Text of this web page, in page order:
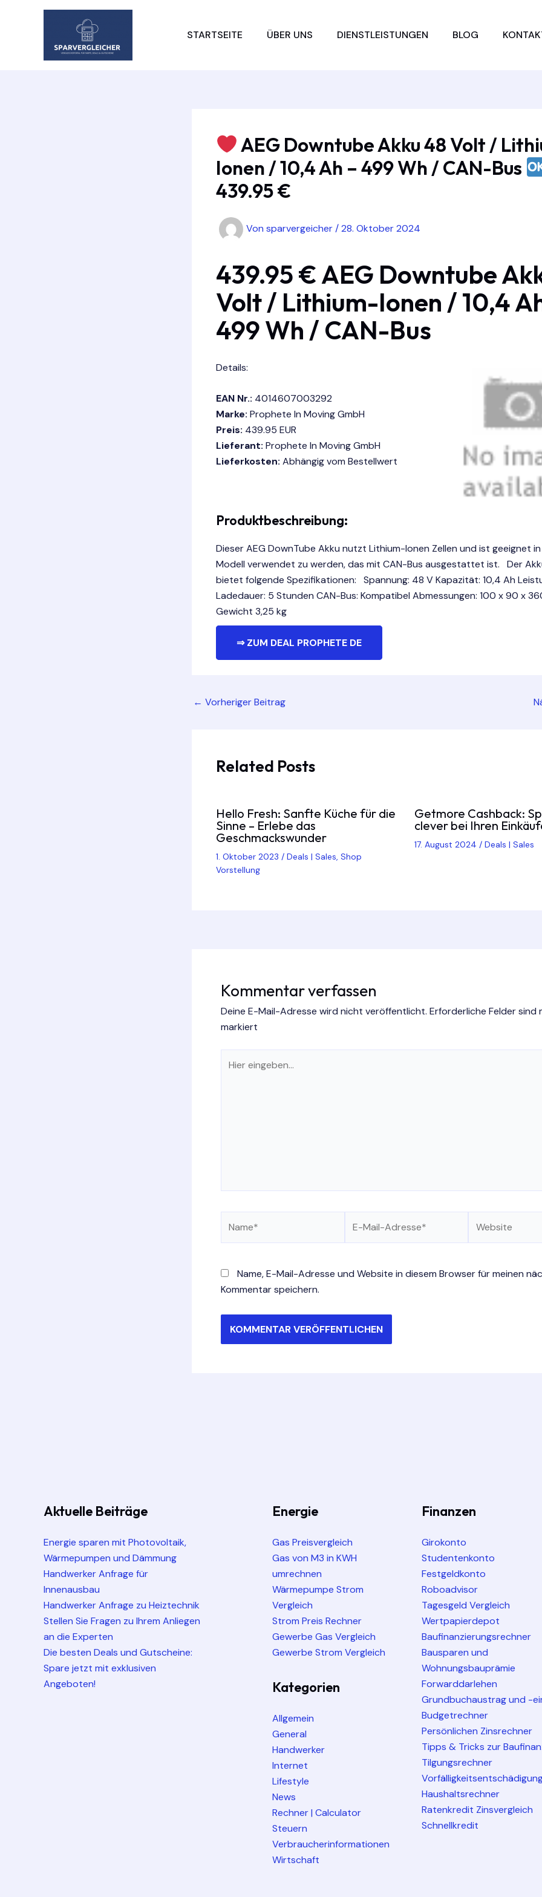
STARTSEITE ÜBER UNS DIENSTLEISTUNGEN BLOG
AEG Downtube Akku 48 Volt /
Ionen / 10,4 Ah – 499 Wh / CAN-Bus
439.95 €
Von sparvergeicher /28. Oktober 2024
439.95 € AEG Downtube
Volt / Lithium-Ionen / 10,4
499 Wh / CAN-Bus
Details:
EAN Nr.: 4014607003292
Marke: Prophete In Moving GmbH
Preis: 439.95 EUR
Lieferant: Prophete In Moving GmbH
Lieferkosten: Abhängig vom Bestellwert
Produktbeschreibung:
Dieser AEG DownTube Akku nutzt Lithium-Ionen Zellen und ist geeignet in
Modell verwendet zu werden, das mit CAN-Bus ausgestattet ist. Der
bietet folgende Spezifikationen: Spannung: 48 V Kapazität: 10,4 Ah
Ladedauer: 5 Stunden CAN-Bus: Kompatibel Abmessungen: 100 x 90 x
Gewicht 3,25 kg
⇒ ZUM DEAL PROPHETE DE
Post
← Vorheriger Beitrag
Related Posts
Hello Fresh: Sanfte Küche für die
Sinne – Erlebe das
Geschmackswunder
1. Oktober 2023 / Deals | Sales Shop
Vorstellung
Getmore Cashback:
clever bei Ihren
17. August 2024 / Deals | Sales
Kommentar verfassen
Deine E-Mail-Adresse wird nicht veröffentlicht. Erforderliche Felder sind
markiert
eingeben…
Mail-
Name, E-Mail-Adresse und Website in diesem Browser für meinen
Kommentar speichern.
Aktuelle Beiträge
Energie sparen mit Photovoltaik,
Wärmepumpen und Dämmung
Handwerker Anfrage für
Innenausbau
Handwerker Anfrage zu Heiztechnik
Stellen Sie Fragen zu Ihrem Anliegen
an die Experten
Die besten Deals und Gutscheine:
Spare jetzt mit exklusiven
Angeboten!
Energie
Gas Preisvergleich
Gas von M3 in KWH
umrechnen
Wärmepumpe Strom
Vergleich
Strom Preis Rechner
Gewerbe Gas Vergleich
Gewerbe Strom Vergleich
Kategorien
Allgemein
General
Handwerker
Internet
Lifestyle
News
Rechner | Calculator
Steuern
Verbraucherinformationen
Wirtschaft
Finanzen
Girokonto
Studentenkonto
Festgeldkonto
Roboadvisor
Tagesgeld Vergleich
Wertpapierdepot
Baufinanzierungsrechner
Bausparen und
Wohnungsbauprämie
Forwarddarlehen
Grundbuchaustrag und -
Budgetrechner
Persönlichen Zinsrechner
Tipps & Tricks zur
Tilgungsrechner
Haushaltsrechner
Ratenkredit Zinsvergleich
Schnellkredit